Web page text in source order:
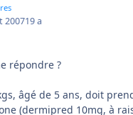
200719 a
répondre ?
âgé de 5 ans, doit
(dermipred 10mg, à